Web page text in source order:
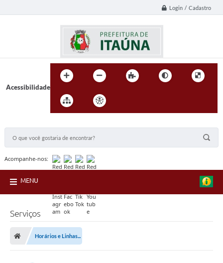
Login / Cadastro
Acessibilidade
Acompanhe-nos:
MENU
Serviços
Horários e Linhas...